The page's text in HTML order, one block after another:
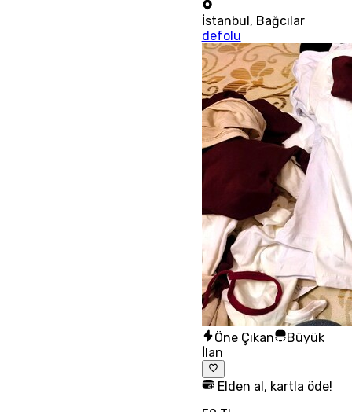
İstanbul , Bağcılar
defolu
Öne Çıkan
Büyük
İlan
Elden al, kartla öde!